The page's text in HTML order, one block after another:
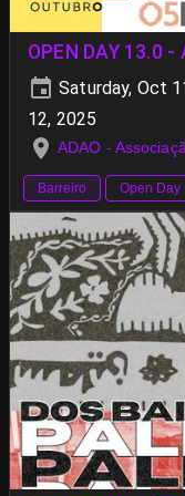
OPEN DAY 13.0 -
Saturday, Oct
12, 2025
ADAO -
Barreiro Open Day